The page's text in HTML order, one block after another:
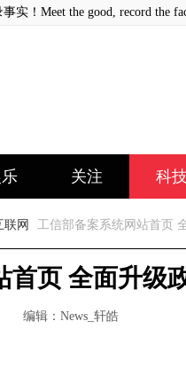
实！Meet the good, record the
关注 科
联网 工信部备案系统网站首页
首页 全面升级
编辑：News_轩皓